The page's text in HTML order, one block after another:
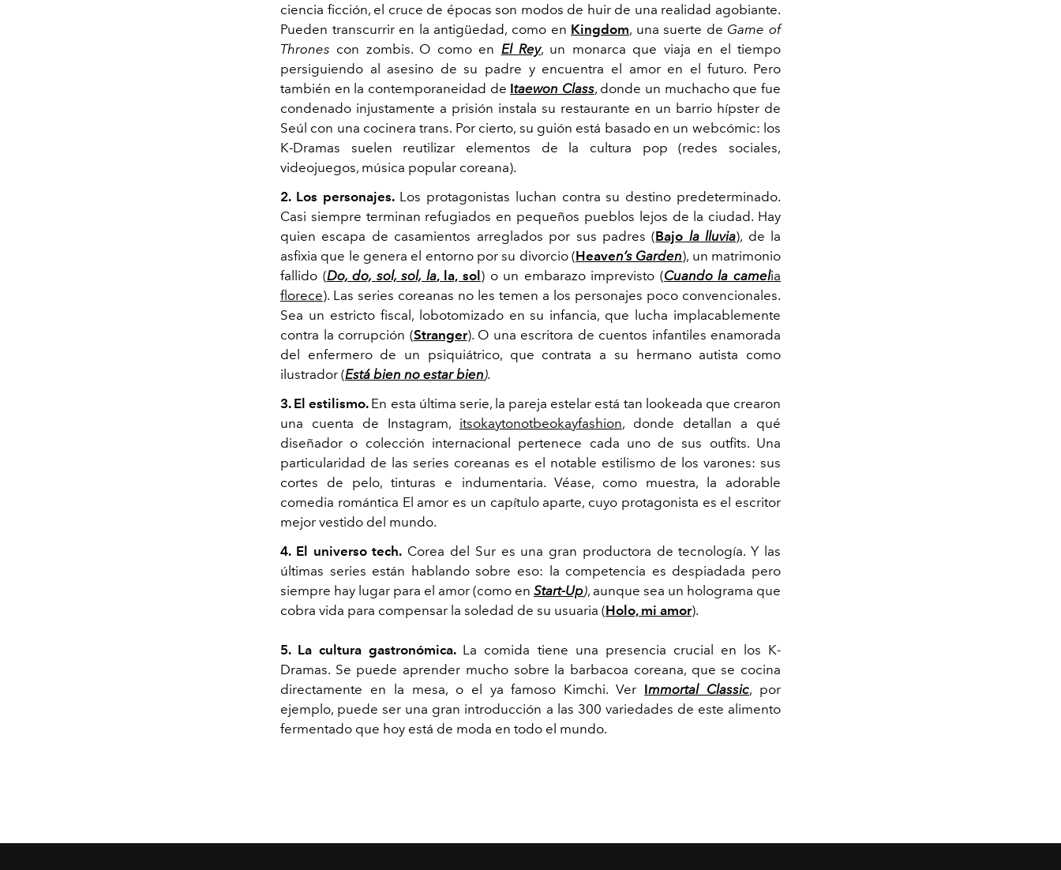
ciencia ficción, el cruce de épocas son modos de huir de una realidad agobiante.
Pueden transcurrir en la antigüedad, como en Kingdom, una suerte de Game of
Thrones con zombis. O como en El Rey, un monarca que viaja en el tiempo
persiguiendo al asesino de su padre y encuentra el amor en el futuro. Pero
también en la contemporaneidad de Itaewon Class, donde un muchacho que fue
condenado injustamente a prisión instala su restaurante en un barrio hípster de
Seúl con una cocinera trans. Por cierto, su guión está basado en un webcómic: los
K-Dramas suelen reutilizar elementos de la cultura pop (redes sociales,
videojuegos, música popular coreana).
2. Los personajes.Los protagonistas luchan contra su destino predeterminado.
Casi siempre terminan refugiados en pequeños pueblos lejos de la ciudad. Hay
quien escapa de casamientos arreglados por sus padres (Bajo la lluvia), de la
asfixia que le genera el entorno por su divorcio (Heaven’s Garden), un matrimonio
fallido (Do, do, sol, sol, la, la, sol) o un embarazo imprevisto (Cuando la camelia
florece). Las series coreanas no les temen a los personajes poco convencionales.
Sea un estricto fiscal, lobotomizado en su infancia, que lucha implacablemente
contra la corrupción (Stranger). O una escritora de cuentos infantiles enamorada
del enfermero de un psiquiátrico, que contrata a su hermano autista como
ilustrador (Está bien no estar bien).
3. El estilismo. En esta última serie, la pareja estelar está tan lookeada que crearon
una cuenta de Instagram, itsokaytonotbeokayfashion, donde detallan a qué
diseñador o colección internacional pertenece cada uno de sus outfits. Una
particularidad de las series coreanas es el notable estilismo de los varones: sus
cortes de pelo, tinturas e indumentaria. Véase, como muestra, la adorable
comedia romántica El amor es un capítulo aparte, cuyo protagonista es el escritor
mejor vestido del mundo.
4. El universo tech. Corea del Sur es una gran productora de tecnología. Y las
últimas series están hablando sobre eso: la competencia es despiadada pero
siempre hay lugar para el amor (como en Start-Up), aunque sea un holograma que
cobra vida para compensar la soledad de su usuaria (Holo, mi amor).
5. La cultura gastronómica. La comida tiene una presencia crucial en los K-
Dramas. Se puede aprender mucho sobre la barbacoa coreana, que se cocina
directamente en la mesa, o el ya famoso Kimchi. Ver Immortal Classic, por
ejemplo, puede ser una gran introducción a las 300 variedades de este alimento
fermentado que hoy está de moda en todo el mundo.